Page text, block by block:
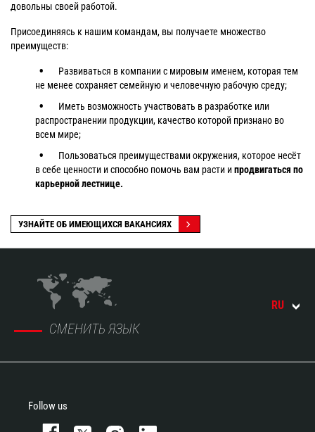
довольны своей работой.
Присоединяясь к нашим командам, вы получаете множество
преимуществ:
Развиваться в компании с мировым именем, которая тем
не менее сохраняет семейную и человечную рабочую среду;
Иметь возможность участвовать в разработке или
распространении продукции, качество которой признано во
всем мире;
Пользоваться преимуществами окружения, которое несёт
в себе ценности и способно помочь вам расти ипродвигаться по
карьерной лестнице.
УЗНАЙТЕ ОБ ИМЕЮЩИХСЯ ВАКАНСИЯХ
СМЕНИТЬ ЯЗЫК
RU
Follow us